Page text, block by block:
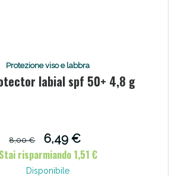
Protezione viso e labbra
labial spf 50+ 4,8 g
8,00 €
6,49 €
Stai risparmiando 1,51 €
Disponibile